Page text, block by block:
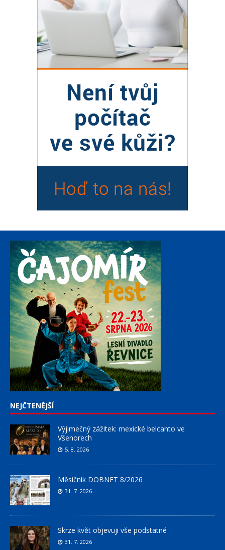
NEJČTENĚJŠÍ
Výjimečný zážitek: mexické belcanto ve
Všenorech
5. 8. 2026
Měsíčník DOBNET 8/2026
31. 7. 2026
Skrze květ objevuji vše podstatné
31. 7. 2026